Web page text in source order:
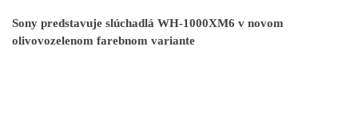
Sony predstavuje slúchadlá WH-1000XM6 v novom
olivovozelenom farebnom variante